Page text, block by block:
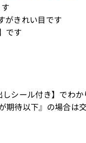
がきれい目です
です
シール付き】でわか
待以下』の場合は